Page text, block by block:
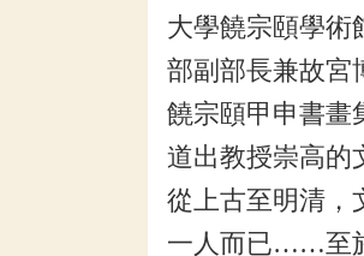
大學饒宗頤學術
部副部長兼故宮
饒宗頤甲申書畫
道出教授崇高的
從上古至明清
一人而已……至